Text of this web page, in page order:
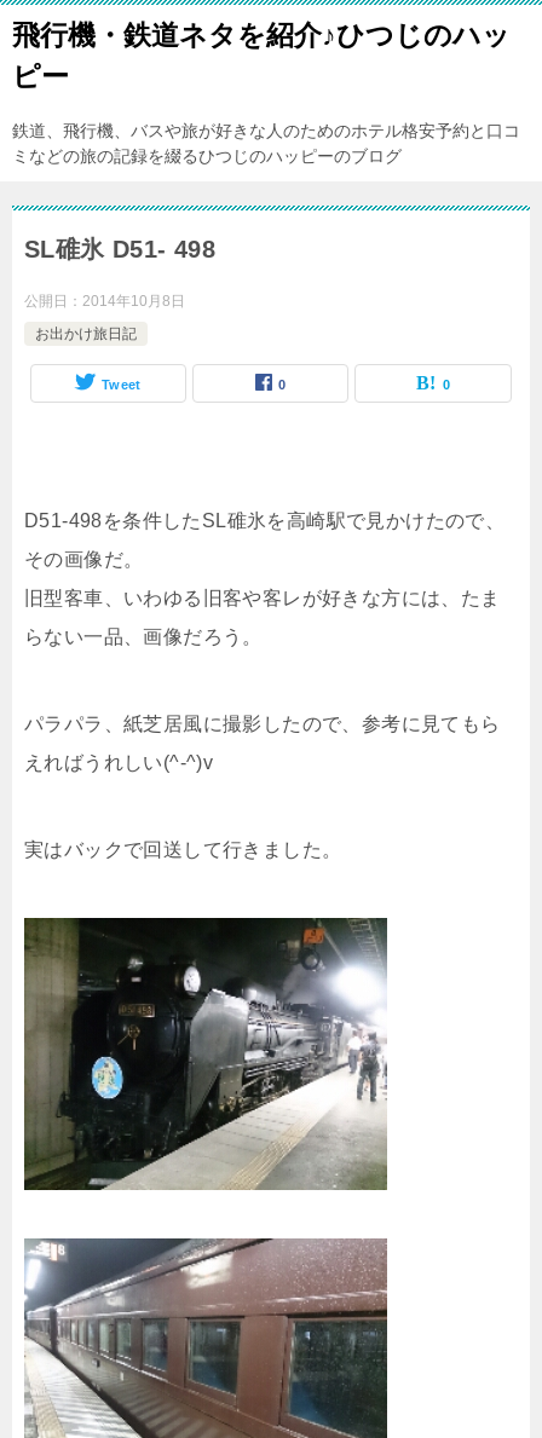
飛行機・鉄道ネタを紹介♪ひつじのハッ
ピー
鉄道、飛行機、バスや旅が好きな人のためのホテル格安予約と口コ
ミなどの旅の記録を綴るひつじのハッピーのブログ
SL碓氷 D51- 498
公開日： 2014年10月8日
お出かけ旅日記
Tweet 0 0
D51-498を条件したSL碓氷を高崎駅で見かけたので、
その画像だ。
旧型客車、いわゆる旧客や客レが好きな方には、たま
らない一品、画像だろう。
パラパラ、紙芝居風に撮影したので、参考に見てもら
えればうれしい(^-^)v
実はバックで回送して行きました。